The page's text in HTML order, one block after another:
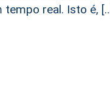
tempo real. Isto é,